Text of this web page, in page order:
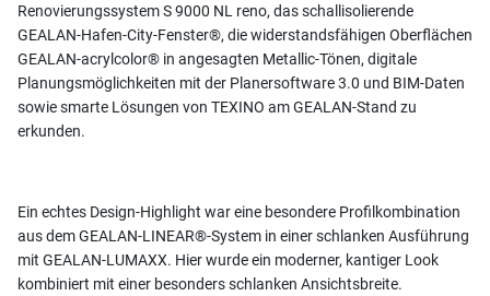
Renovierungssystem S 9000 NL reno, das schallisolierende
GEALAN-Hafen-City-Fenster®, die widerstandsfähigen Oberflächen
GEALAN-acrylcolor® in angesagten Metallic-Tönen, digitale
Planungsmöglichkeiten mit der Planersoftware 3.0 und BIM-Daten
sowie smarte Lösungen von TEXINO am GEALAN-Stand zu
erkunden.
Ein echtes Design-Highlight war eine besondere Profilkombination
aus dem GEALAN-LINEAR®-System in einer schlanken Ausführung
mit GEALAN-LUMAXX. Hier wurde ein moderner, kantiger Look
kombiniert mit einer besonders schlanken Ansichtsbreite.